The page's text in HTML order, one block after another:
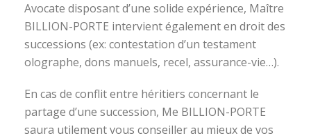
Avocate disposant d’une solide expérience, Maître
BILLION-PORTE intervient également en droit des
successions (ex: contestation d’un testament
olographe, dons manuels, recel, assurance-vie…).
En cas de conflit entre héritiers concernant le
partage d’une succession, Me BILLION-PORTE
saura utilement vous conseiller au mieux de vos